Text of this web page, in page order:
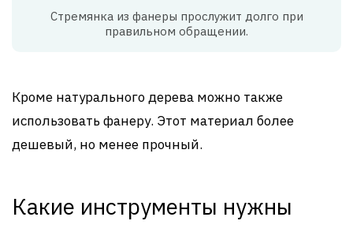
Стремянка из фанеры прослужит долго при
правильном обращении.
Кроме натурального дерева можно также
использовать фанеру. Этот материал более
дешевый, но менее прочный.
Какие инструменты нужны